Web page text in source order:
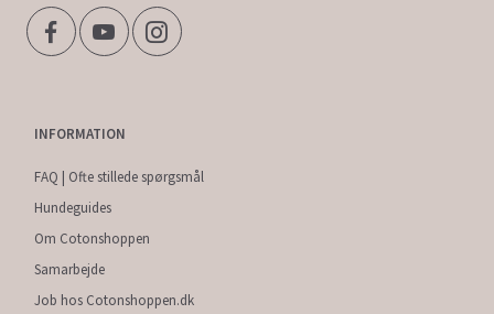
INFORMATION
FAQ | Ofte stillede spørgsmål
Hundeguides
Om Cotonshoppen
Samarbejde
Job hos Cotonshoppen.dk